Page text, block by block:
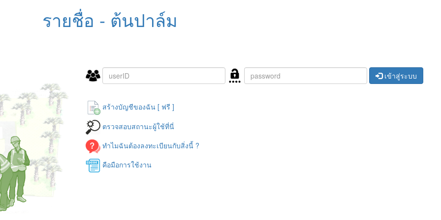
รายชื่อ - ต้นปาล์ม
เข้าสู่ระบบ
สร้างบัญชีของฉัน [ ฟรี ]
ตรวจสอบสถานะผู้ใช้ที่นี่
ทำไมฉันต้องลงทะเบียนกับสิ่งนี้ ?
คือมือการใช้งาน